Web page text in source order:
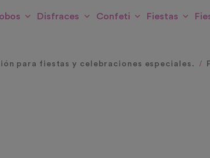
Disfraces Confeti Fiestas
para fiestas y celebraciones especiales.